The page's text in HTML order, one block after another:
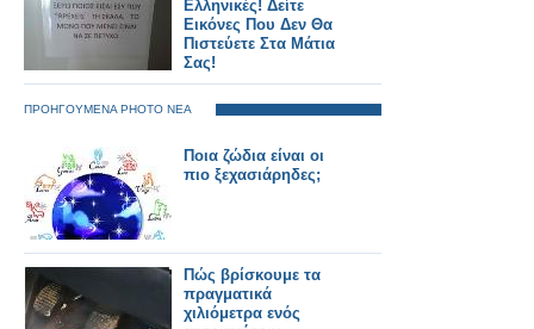
Ελληνικές! Δείτε
Εικόνες Που Δεν Θα
Πιστεύετε Στα Μάτια
Σας!
ΠΡΟΗΓΟΥΜΕΝΑ PHOTO ΝΕΑ
Ποια ζώδια είναι οι
πιο ξεχασιάρηδες;
Πώς βρίσκουμε τα
πραγματικά
χιλιόμετρα ενός